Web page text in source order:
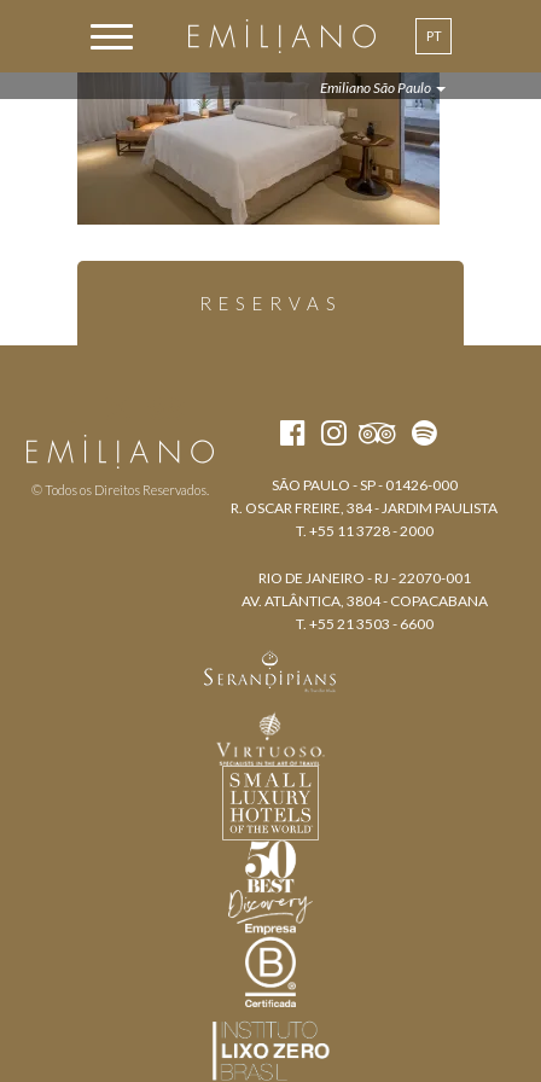
PT
Emiliano São Paulo
RESERVAS
© Todos os Direitos Reservados.
SÃO PAULO - SP - 01426-000
R. OSCAR FREIRE, 384 - JARDIM PAULISTA
T. +55 11 3728 - 2000
RIO DE JANEIRO - RJ - 22070-001
AV. ATLÂNTICA, 3804 - COPACABANA
T. +55 21 3503 - 6600